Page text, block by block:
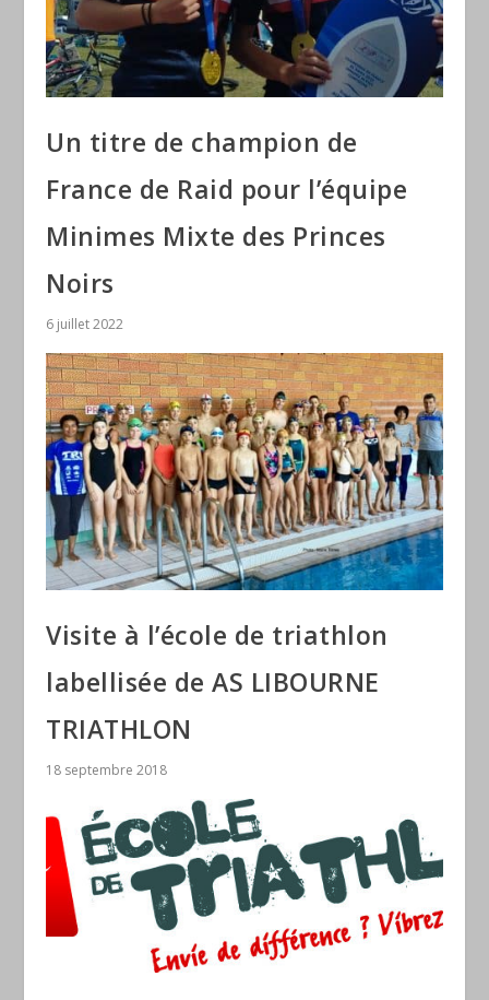
Un titre de champion de
France de Raid pour l’équipe
Minimes Mixte des Princes
Noirs
6 juillet 2022
Visite à l’école de triathlon
labellisée de AS LIBOURNE
TRIATHLON
18 septembre 2018